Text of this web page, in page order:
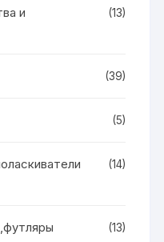
и
(13)
(39)
(5)
(14)
(13)